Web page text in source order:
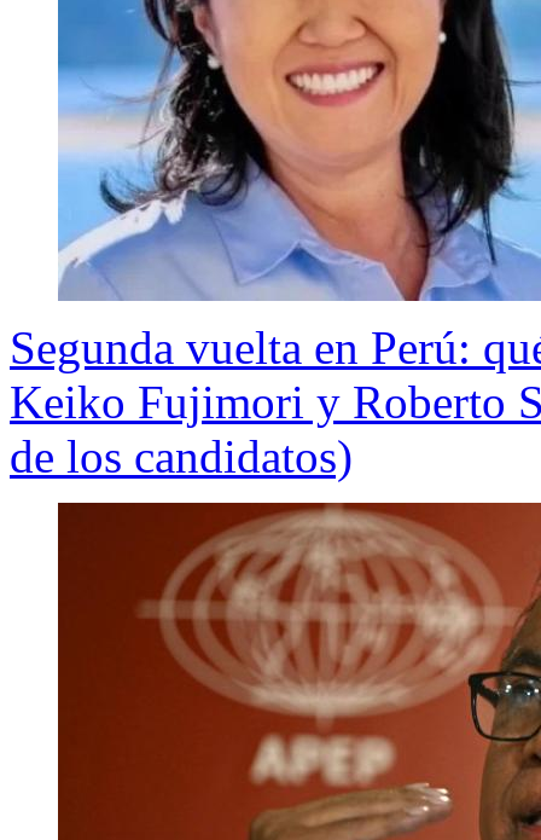
Segunda vuelta en Perú:
Keiko Fujimori y Roberto
de los candidatos)